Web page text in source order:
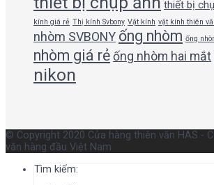
thiết bị
kính giá rẻ Thị kính Svbony Vật kính vật kính thiên
nhòm SVBONY ống nhòm ống
nhòm giá rẻ ống nhòm hai mắt
nikon
© Copyright 2020 Cửa hàng thiên văn HAS -
văn hàng đầu Việt Nam
Tìm kiếm: